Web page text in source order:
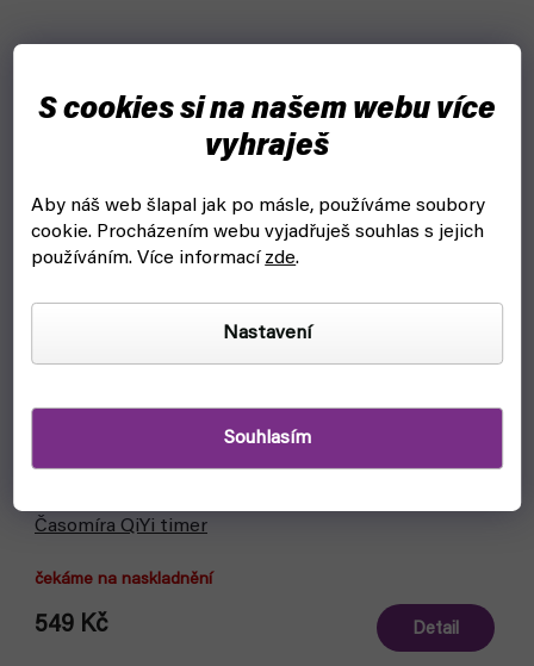
S cookies si na našem webu více
vyhraješ
Aby náš web šlapal jak po másle, používáme soubory
cookie. Procházením webu vyjadřuješ souhlas s jejich
používáním. Více informacízde.
Nastavení
Souhlasím
Bestseller
Časomíra QiYi timer
čekáme na naskladnění
549 Kč Detail